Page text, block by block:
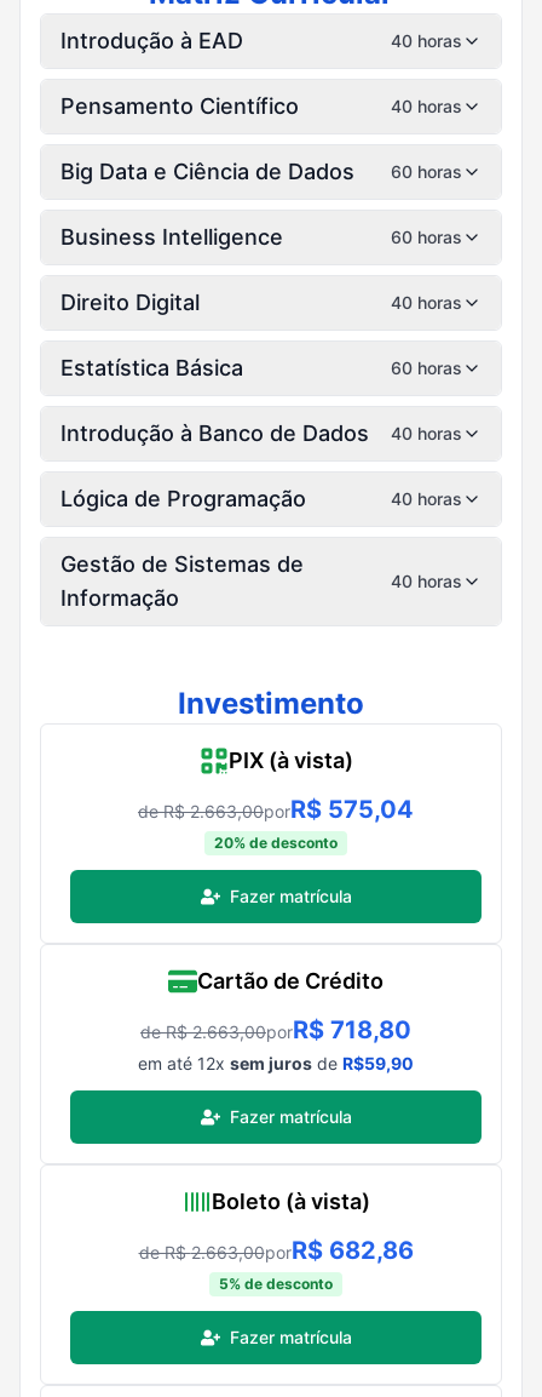
Introdução à EAD 40 horas
Pensamento Científico 40 horas
Big Data e Ciência de Dados 60 horas
Business Intelligence 60 horas
Direito Digital 40 horas
Estatística Básica 60 horas
Introdução à Banco de Dados 40 horas
Lógica de Programação 40 horas
Gestão de Sistemas de
Informação
40 horas
Investimento
PIX (à vista)
de R$2.663,00porR$ 575,04
20% de desconto
Fazer matrícula
Cartão de Crédito
de R$2.663,00porR$ 718,80
em até 12x sem juros de R$59,90
Fazer matrícula
Boleto (à vista)
de R$2.663,00porR$ 682,86
5% de desconto
Fazer matrícula